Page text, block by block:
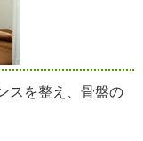
スを整え、骨盤の